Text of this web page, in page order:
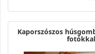
Kaporszószos